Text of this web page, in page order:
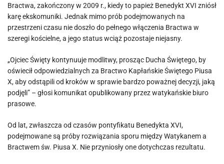
Bractwa, zakończony w 2009 r., kiedy to papież Benedykt XVI zniósł
karę ekskomuniki. Jednak mimo prób podejmowanych na
przestrzeni czasu nie doszło do pełnego włączenia Bractwa w
szeregi kościelne, a jego status wciąż pozostaje niejasny.
„Ojciec Święty kontynuuje modlitwy, prosząc Ducha Świętego, by
oświecił odpowiedzialnych za Bractwo Kapłańskie Świętego Piusa
X, aby odstąpili od kroków w sprawie bardzo poważnej decyzji, jaką
podjęli” – głosi komunikat opublikowany przez watykańskie biuro
prasowe.
Od lat, zwłaszcza od czasów pontyfikatu Benedykta XVI,
podejmowane są próby rozwiązania sporu między Watykanem a
Bractwem św. Piusa X. Nie przyniosły one dotychczas rezultatu.